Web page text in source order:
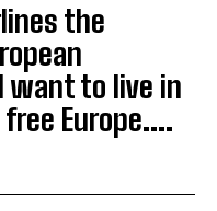
the
want to live in
Europe....